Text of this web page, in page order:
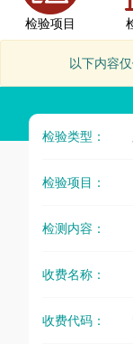
检验项目
以下内容
检验类型：
检验项目：
检测内容：
收费名称：
收费代码：